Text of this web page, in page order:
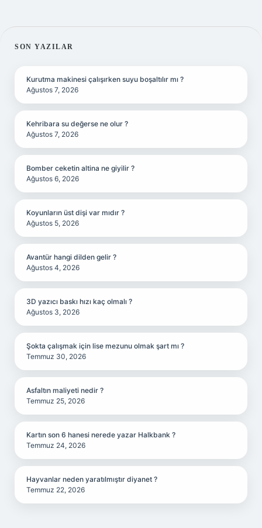
SIDEBAR
SON YAZILAR
Kurutma makinesi çalışırken suyu boşaltılır mı ?
Ağustos 7, 2026
Kehribara su değerse ne olur ?
Ağustos 7, 2026
Bomber ceketin altina ne giyilir ?
Ağustos 6, 2026
Koyunların üst dişi var mıdır ?
Ağustos 5, 2026
Avantür hangi dilden gelir ?
Ağustos 4, 2026
3D yazıcı baskı hızı kaç olmalı ?
Ağustos 3, 2026
Şokta çalışmak için lise mezunu olmak şart mı ?
Temmuz 30, 2026
Asfaltın maliyeti nedir ?
Temmuz 25, 2026
Kartın son 6 hanesi nerede yazar Halkbank ?
Temmuz 24, 2026
Hayvanlar neden yaratılmıştır diyanet ?
Temmuz 22, 2026